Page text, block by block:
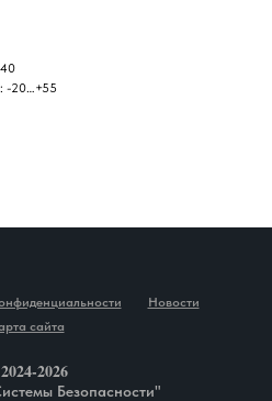
-20…+55
Новости
сайта
2026
Безопасности"